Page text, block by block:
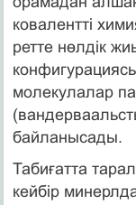
ковалентті
ретте нөлдік
молекулалар
байланысады.
Табиғатта
кейбір